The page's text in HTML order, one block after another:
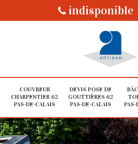
indisponible
COUVREUR
CHARPENTIER 62
PAS-DE-CALAIS
DEVIS POSE DE
GOUTTIÈRES 62
PAS-DE-CALAIS
PAS-